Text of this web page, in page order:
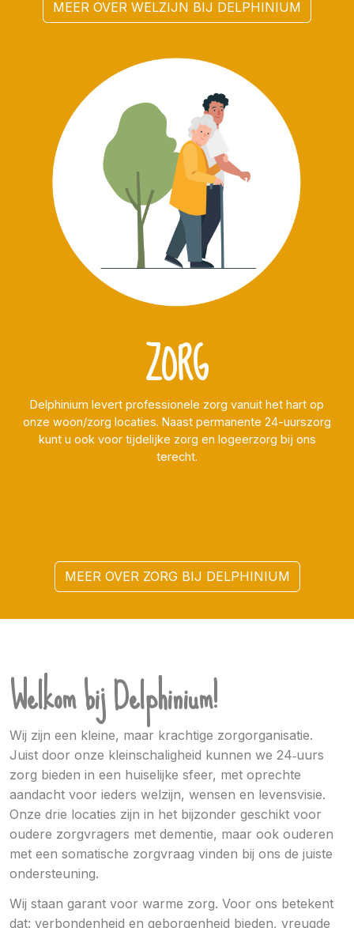
MEER OVER WELZIJN BIJ DELPHINIUM
ZORG
Delphinium levert professionele zorg vanuit het hart op
onze woon/zorg locaties. Naast permanente 24-uurszorg
kunt u ook voor tijdelijke zorg en logeerzorg bij ons
terecht.
MEER OVER ZORG BIJ DELPHINIUM
Welkom bij Delphinium!
Wij zijn een kleine, maar krachtige zorgorganisatie.
Juist door onze kleinschaligheid kunnen we 24‑uurs
zorg bieden in een huiselijke sfeer, met oprechte
aandacht voor ieders welzijn, wensen en levensvisie.
Onze drie locaties zijn in het bijzonder geschikt voor
oudere zorgvragers met dementie, maar ook ouderen
met een somatische zorgvraag vinden bij ons de juiste
ondersteuning.
Wij staan garant voor warme zorg. Voor ons betekent
dat: verbondenheid en geborgenheid bieden, vreugde